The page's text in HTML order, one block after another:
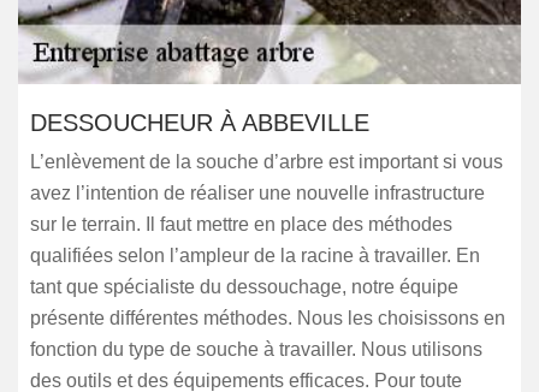
DESSOUCHEUR À ABBEVILLE
L’enlèvement de la souche d’arbre est important si vous
avez l’intention de réaliser une nouvelle infrastructure
sur le terrain. Il faut mettre en place des méthodes
qualifiées selon l’ampleur de la racine à travailler. En
tant que spécialiste du dessouchage, notre équipe
présente différentes méthodes. Nous les choisissons en
fonction du type de souche à travailler. Nous utilisons
des outils et des équipements efficaces. Pour toute